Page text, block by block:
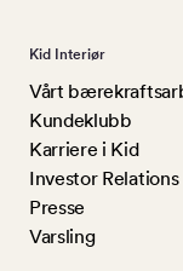
Kid Interiør
Vårt
Kundeklubb
Karriere i Kid
Investor Relations
Presse
Varsling